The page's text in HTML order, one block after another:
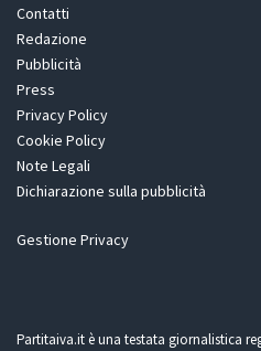
Contatti
Redazione
Pubblicità
Press
Privacy Policy
Cookie Policy
Note Legali
Dichiarazione sulla pubblicità
Gestione Privacy
Partitaiva.it è una testata giornalistica